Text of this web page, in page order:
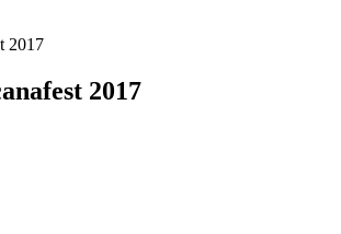
2017
2017